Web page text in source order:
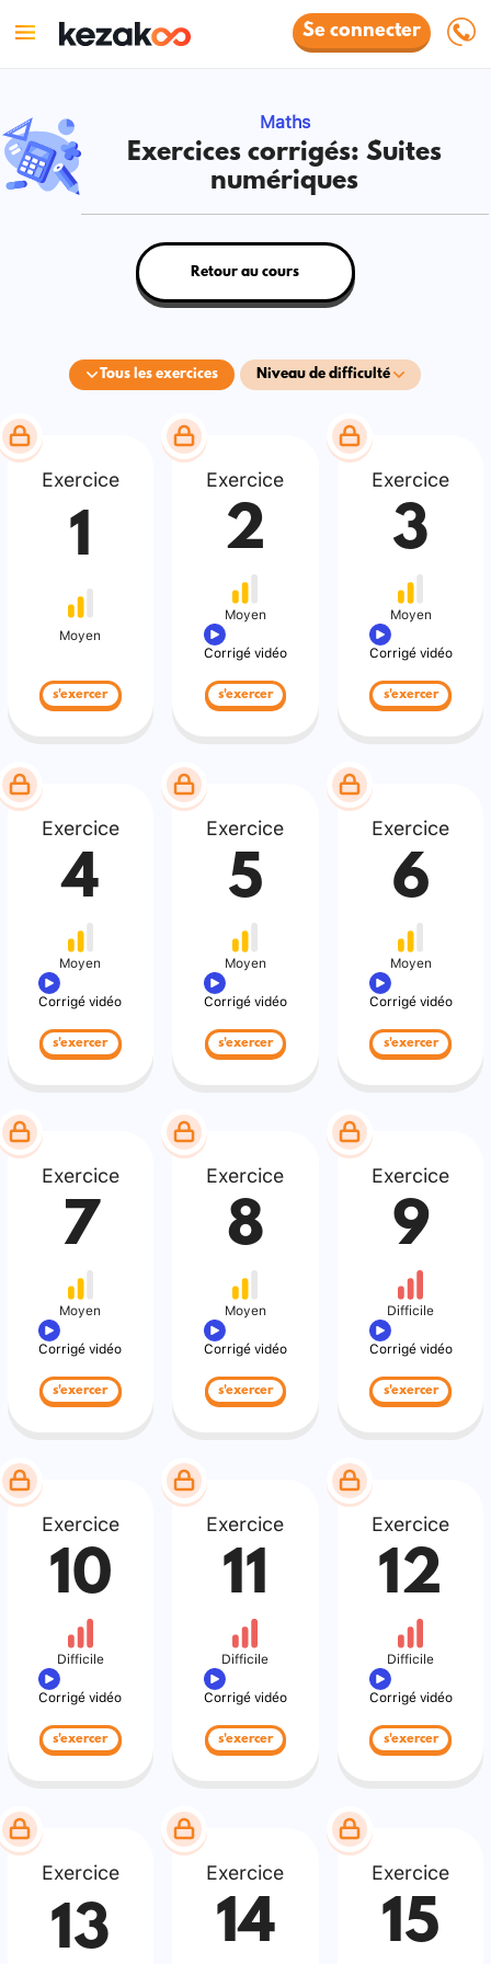
Se connecter
Maths
Exercices corrigés: Suites
numériques
Tous les exercices Niveau de difficulté
Retour au cours
Exercice
1
Moyen
s'exercer
Exercice
2
Moyen
Corrigé vidéo
s'exercer
Exercice
3
Moyen
Corrigé vidéo
s'exercer
Exercice
4
Moyen
Corrigé vidéo
s'exercer
Exercice
5
Moyen
Corrigé vidéo
s'exercer
Exercice
6
Moyen
Corrigé vidéo
s'exercer
Exercice
7
Moyen
Corrigé vidéo
s'exercer
Exercice
8
Moyen
Corrigé vidéo
s'exercer
Exercice
9
Difficile
Corrigé vidéo
s'exercer
Exercice
10
Difficile
Corrigé vidéo
s'exercer
Exercice
11
Difficile
Corrigé vidéo
s'exercer
Exercice
12
Difficile
Corrigé vidéo
s'exercer
Exercice
13
Exercice
14
Exercice
15